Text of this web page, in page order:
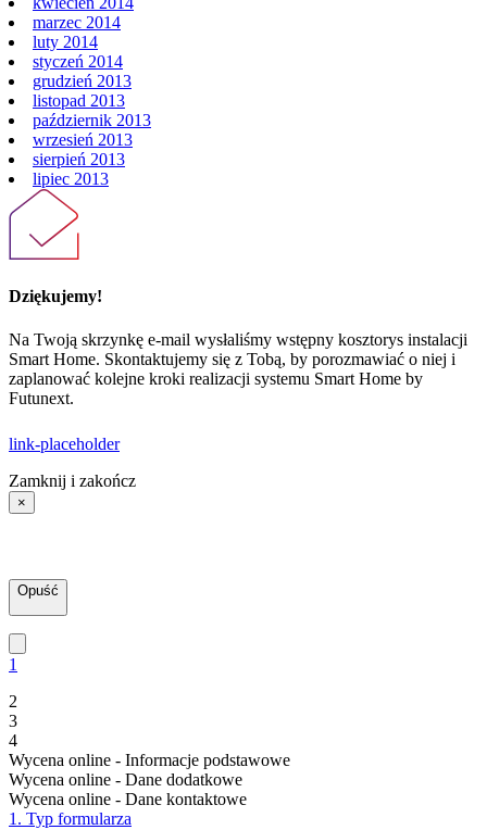
marzec 2014
luty 2014
styczeń 2014
grudzień 2013
listopad 2013
październik 2013
wrzesień 2013
sierpień 2013
lipiec 2013
Dziękujemy!
Na Twoją skrzynkę e-mail wysłaliśmy wstępny kosztorys instalacji
Smart Home. Skontaktujemy się z Tobą, by porozmawiać o niej i
zaplanować kolejne kroki realizacji systemu Smart Home by
Futunext.
link-placeholder
Zamknij i zakończ
×
Opuść
1
2
3
4
Wycena online - Informacje podstawowe
Wycena online - Dane dodatkowe
Wycena online - Dane kontaktowe
1. Typ formularza